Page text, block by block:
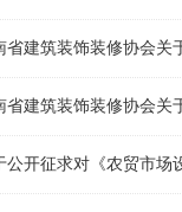
省建筑装饰装修协会关
省建筑装饰装修协会关
公开征求对《农贸市场